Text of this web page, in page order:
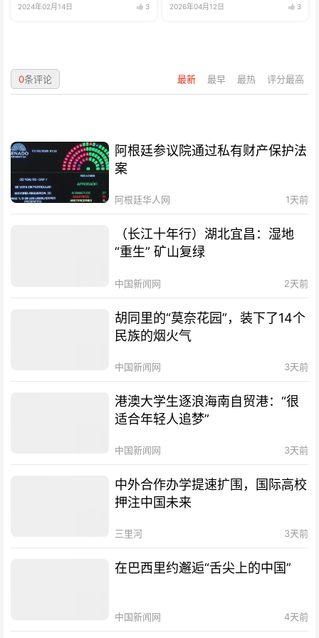
2024年02月14日 3 2026年04月12日 3
最新 最早 最热 评分最高
0条评论
阿根廷参议院通过私有财产保护法
案
阿根廷华人网 1天前
（长江十年行）湖北宜昌：湿地
“重生” 矿山复绿
中国新闻网 2天前
胡同里的“莫奈花园”，装下了14个
民族的烟火气
中国新闻网 3天前
港澳大学生逐浪海南自贸港：“很
适合年轻人追梦”
中国新闻网 3天前
中外合作办学提速扩围，国际高校
押注中国未来
三里河 3天前
在巴西里约邂逅“舌尖上的中国”
中国新闻网 4天前